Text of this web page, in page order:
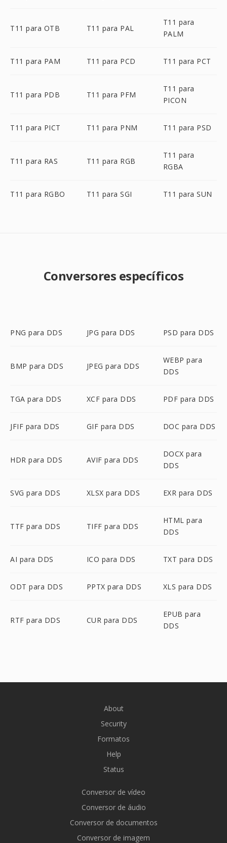
T11 para OTB T11 para PAL
T11 para
PALM
T11 para PAM T11 para PCD T11 para PCT
T11 para PDB T11 para PFM
T11 para
PICON
T11 para PICT T11 para PNM T11 para PSD
T11 para RAS T11 para RGB
T11 para
RGBA
T11 para RGBO T11 para SGI T11 para SUN
Conversores específicos
PNG para DDS JPG para DDS PSD para DDS
BMP para DDS JPEG para DDS
WEBP para
DDS
TGA para DDS XCF para DDS PDF para DDS
JFIF para DDS GIF para DDS DOC para DDS
HDR para DDS AVIF para DDS
DOCX para
DDS
SVG para DDS XLSX para DDS EXR para DDS
TTF para DDS TIFF para DDS
HTML para
DDS
AI para DDS ICO para DDS TXT para DDS
ODT para DDS PPTX para DDS XLS para DDS
RTF para DDS CUR para DDS
EPUB para
DDS
About
Security
Formatos
Help
Status
Conversor de vídeo
Conversor de áudio
Conversor de documentos
Conversor de imagem